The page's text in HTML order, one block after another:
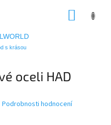
s krásou
oceli HAD
Podrobnosti hodnocení